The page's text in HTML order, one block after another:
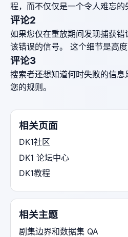
程，而不仅仅是一个令人难忘的
评论2
如果您仅在重放期间发现捕获
该错误的信号。 这个细节是高度
评论3
搜索者还想知道何时失败的信
您的规则。
相关页面
DK1社区
DK1 论坛中心
DK1教程
相关主题
剧集边界和数据集 QA